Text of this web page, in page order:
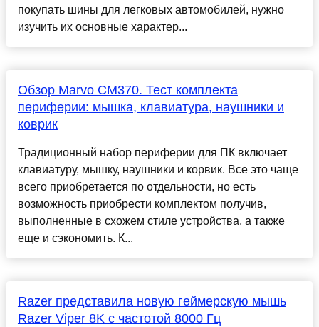
покупать шины для легковых автомобилей, нужно
изучить их основные характер...
Обзор Marvo CM370. Тест комплекта
периферии: мышка, клавиатура, наушники и
коврик
Традиционный набор периферии для ПК включает
клавиатуру, мышку, наушники и корвик. Все это чаще
всего приобретается по отдельности, но есть
возможность приобрести комплектом получив,
выполненные в схожем стиле устройства, а также
еще и сэкономить. К...
Razer представила новую геймерскую мышь
Razer Viper 8K с частотой 8000 Гц